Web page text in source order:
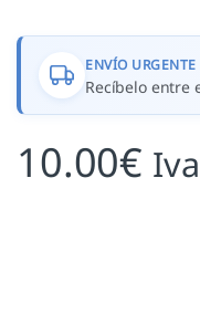
ENVÍO
Recíbelo entre
10.00€